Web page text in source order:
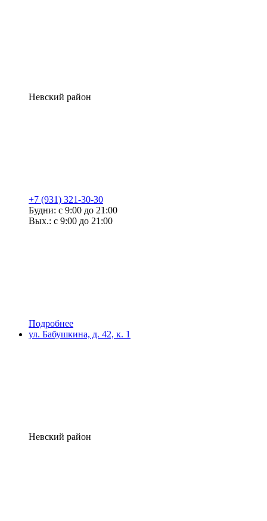
Невский район
+7 (931) 321-30-30
Будни: с 9:00 до 21:00
Вых.: с 9:00 до 21:00
Подробнее
ул. Бабушкина, д. 42, к. 1
Невский район